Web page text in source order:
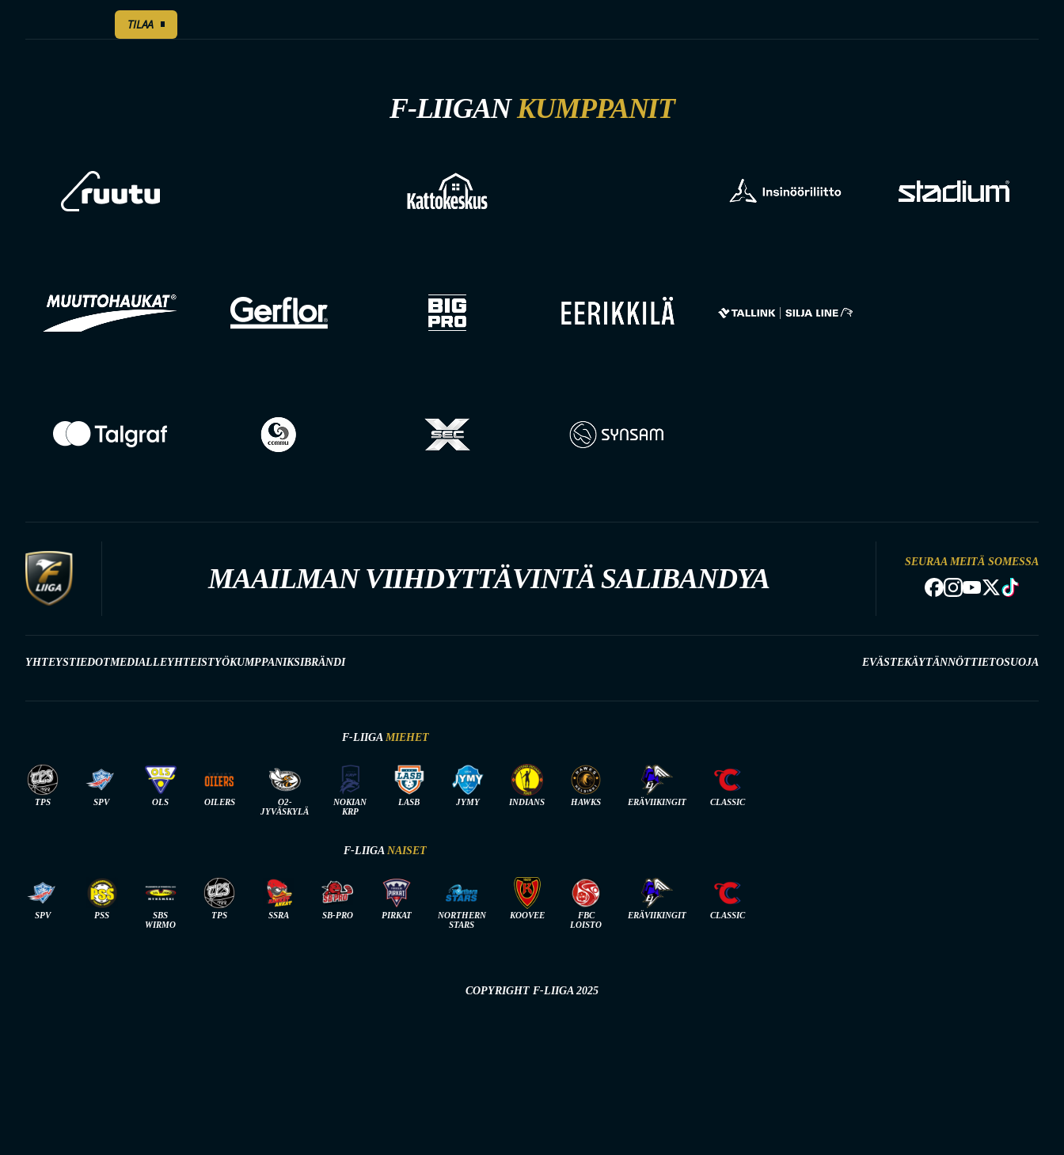
TILAA
F-LIIGANKUMPPANIT
MAAILMAN VIIHDYTTÄVINTÄ SALIBANDYA
SEURAA MEITÄ SOMESSA
YHTEYSTIEDOTMEDIALLEYHTEISTYÖKUMPPANIKSIBRÄNDI EVÄSTEKÄYTÄNNÖTTIETOSUOJA
F-LIIGA MIEHET
TPS SPV OLS OILERS
O2-
JYVÄSKYLÄ
NOKIAN
KRP
LASB JYMY INDIANS HAWKS ERÄVIIKINGIT CLASSIC
F-LIIGA NAISET
SPV PSS
SBS
WIRMO
TPS SSRA SB-PRO PIRKAT
NORTHERN
STARS
KOOVEE
FBC
LOISTO
ERÄVIIKINGIT CLASSIC
COPYRIGHT F-LIIGA 2025